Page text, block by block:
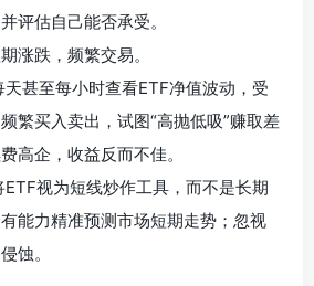
评估自己能否承受。
涨跌，频繁交易。
甚至每小时查看ETF净值波动，受
繁买入卖出，试图“高抛低吸”赚取差
高企，收益反而不佳。
视为短线炒作工具，而不是长期
能力精准预测市场短期走势；忽视
蚀。